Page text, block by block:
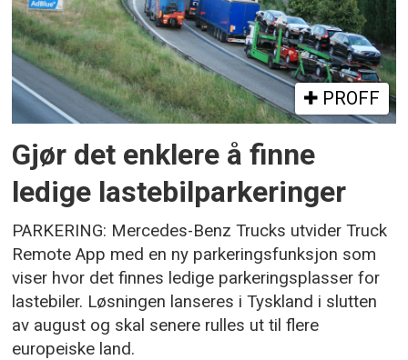
PROFF
Gjør det enklere å finne
ledige lastebilparkeringer
PARKERING: Mercedes-Benz Trucks utvider Truck
Remote App med en ny parkeringsfunksjon som
viser hvor det finnes ledige parkeringsplasser for
lastebiler. Løsningen lanseres i Tyskland i slutten
av august og skal senere rulles ut til flere
europeiske land.